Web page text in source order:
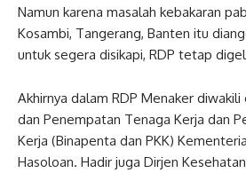
Namun karena masalah kebakaran
Kosambi, Tangerang, Banten itu
untuk segera disikapi, RDP tetap
Akhirnya dalam RDP Menaker
dan Penempatan Tenaga Kerja dan
Kerja (Binapenta dan PKK)
Hasoloan. Hadir juga Dirjen